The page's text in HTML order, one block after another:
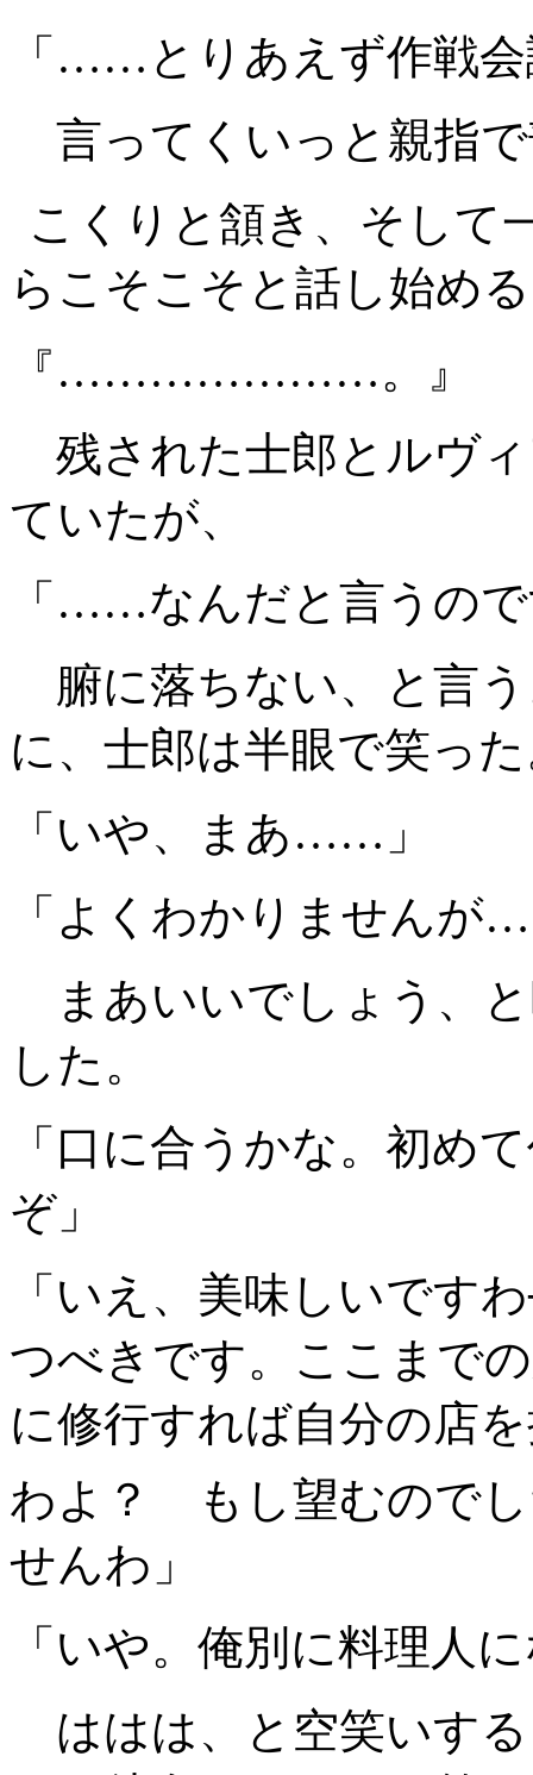
「……とりあえず作戦
言ってくいっと親指
こくりと頷き、そして
らこそこそと話し始め
『…………………。』
残された士郎とルヴ
ていたが、
「……なんだと言うの
腑に落ちない、と言
に、士郎は半眼で笑っ
「いや、まあ……」
「よくわかりませんが
まあいいでしょう、
した。
「口に合うかな。初め
ぞ」
「いえ、美味しいです
つべきです。ここまで
に修行すれば自分の店
わよ？ もし望むので
せんわ」
「いや。俺別に料理人
ははは、と空笑いす